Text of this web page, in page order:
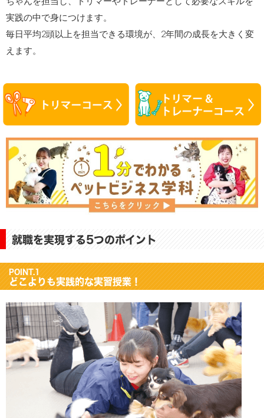
実践の中で身につけます。
毎日平均2頭以上を担当できる環境が、2年間の成長を大きく変
えます。
就職を実現する5つのポイント
POINT.1
どこよりも実践的な実習授業！